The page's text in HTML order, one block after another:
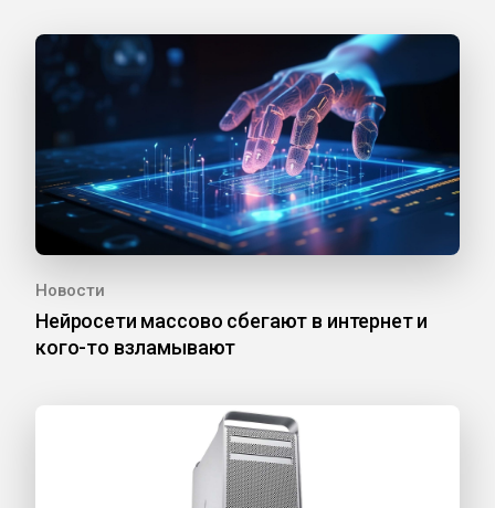
Новости
Нейросети массово сбегают в интернет и
кого-то взламывают